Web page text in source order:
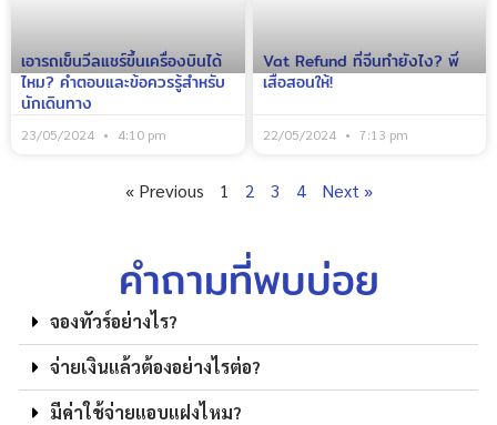
เอารถเข็นวีลแชร์ขึ้นเครื่องบินได้
ไหม? คำตอบและข้อควรรู้สำหรับ
นักเดินทาง
23/05/2024 4:10 pm
Vat Refund ที่จีนทำยังไง? พี่
เสือสอนให้!
22/05/2024 7:13 pm
« Previous 1 2 3 4 Next »
คำถามที่พบบ่อย
จองทัวร์อย่างไร?
จ่ายเงินแล้วต้องอย่างไรต่อ?
มีค่าใช้จ่ายแอบแฝงไหม?